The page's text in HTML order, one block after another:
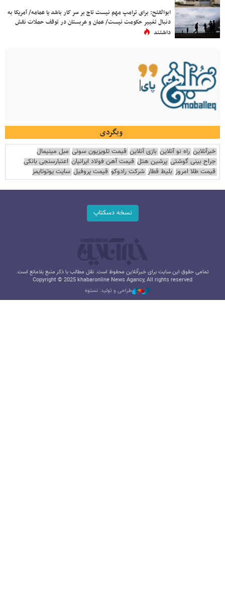
ابوالفتح: برای ترامپ مهم نیست تاج بر سر کار باشد یا عمامه/ آمریکا به
دنبال تغییر حکومت نیست/ عمان و عربستان در توقف حملات نقش
داشتند
وبگردی
خبرآنلاین راه نو آنلاین بازی آنلاین قیمت تلویزیون سونی مبل مینیمال
جراح بینی گوشتی پرشین هتل قیمت آهن فولاد ایرانیان اعتبارسنجی بانکی
قیمت طلا امروز بلیط قطار شرکت رادوکو قیمت پروفیل سایت یوتوتایمز
نسخه دسکتاپ
تمامی حقوق این سایت برای خبرآنلاین محفوظ است. نقل مطالب با ذکر منبع بلامانع است.
Copyright © 2025 khabaronline News Agancy, All rights reserved
طراحی و تولید: نستوه